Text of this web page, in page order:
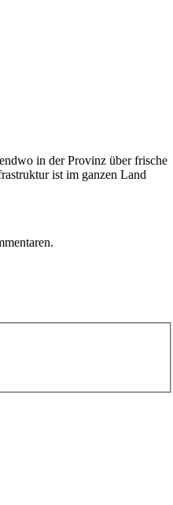
in der Provinz über frische
ist im ganzen Land